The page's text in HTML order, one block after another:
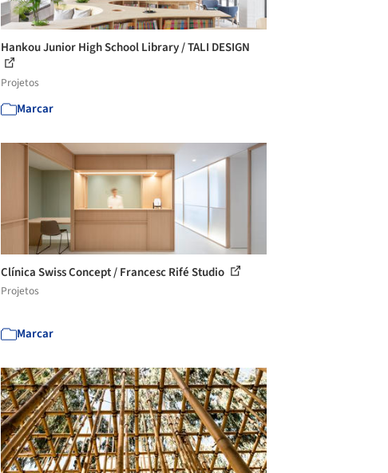
Hankou Junior High School Library / TALI DESIGN
Projetos
Marcar
Clínica Swiss Concept / Francesc Rifé Studio
Projetos
Marcar